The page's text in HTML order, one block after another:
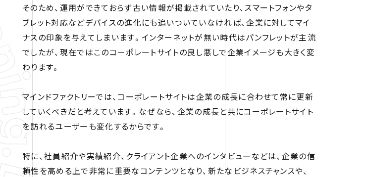
そのため、運用ができておらず古い情報が掲載されていたり、スマートフォンやタ
ブレット対応などデバイスの進化にも追いついていなければ、企業に対してマイ
ナスの印象を与えてしまいます。インターネットが無い時代はパンフレットが主流
でしたが、現在ではこのコーポレートサイトの良し悪しで企業イメージも大きく変
わります。
マインドファクトリーでは、コーポレートサイトは企業の成長に合わせて常に更新
していくべきだと考えています。なぜなら、企業の成長と共にコーポレートサイト
を訪れるユーザーも変化するからです。
特に、社員紹介や実績紹介、クライアント企業へのインタビューなどは、企業の信
頼性を高める上で非常に重要なコンテンツとなり、新たなビジネスチャンスや、